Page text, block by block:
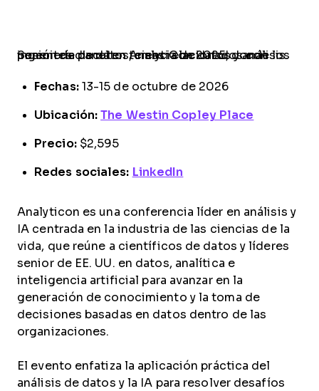
Sesión de panel en AnalytiCon 2025, donde los ponentes discuten temas relacionados con ingeniería de datos, ciencia de datos y análisis.
Fechas:13-15 de octubre de 2026
Ubicación: The Westin Copley Place
Precio:$2,595
Redes sociales: LinkedIn
Analyticon es una conferencia líder en análisis y
IA centrada en la industria de las ciencias de la
vida, que reúne a científicos de datos y líderes
senior de EE. UU. en datos, analítica e
inteligencia artificial para avanzar en la
generación de conocimiento y la toma de
decisiones basadas en datos dentro de las
organizaciones.
El evento enfatiza la aplicación práctica del
análisis de datos y la IA para resolver desafíos